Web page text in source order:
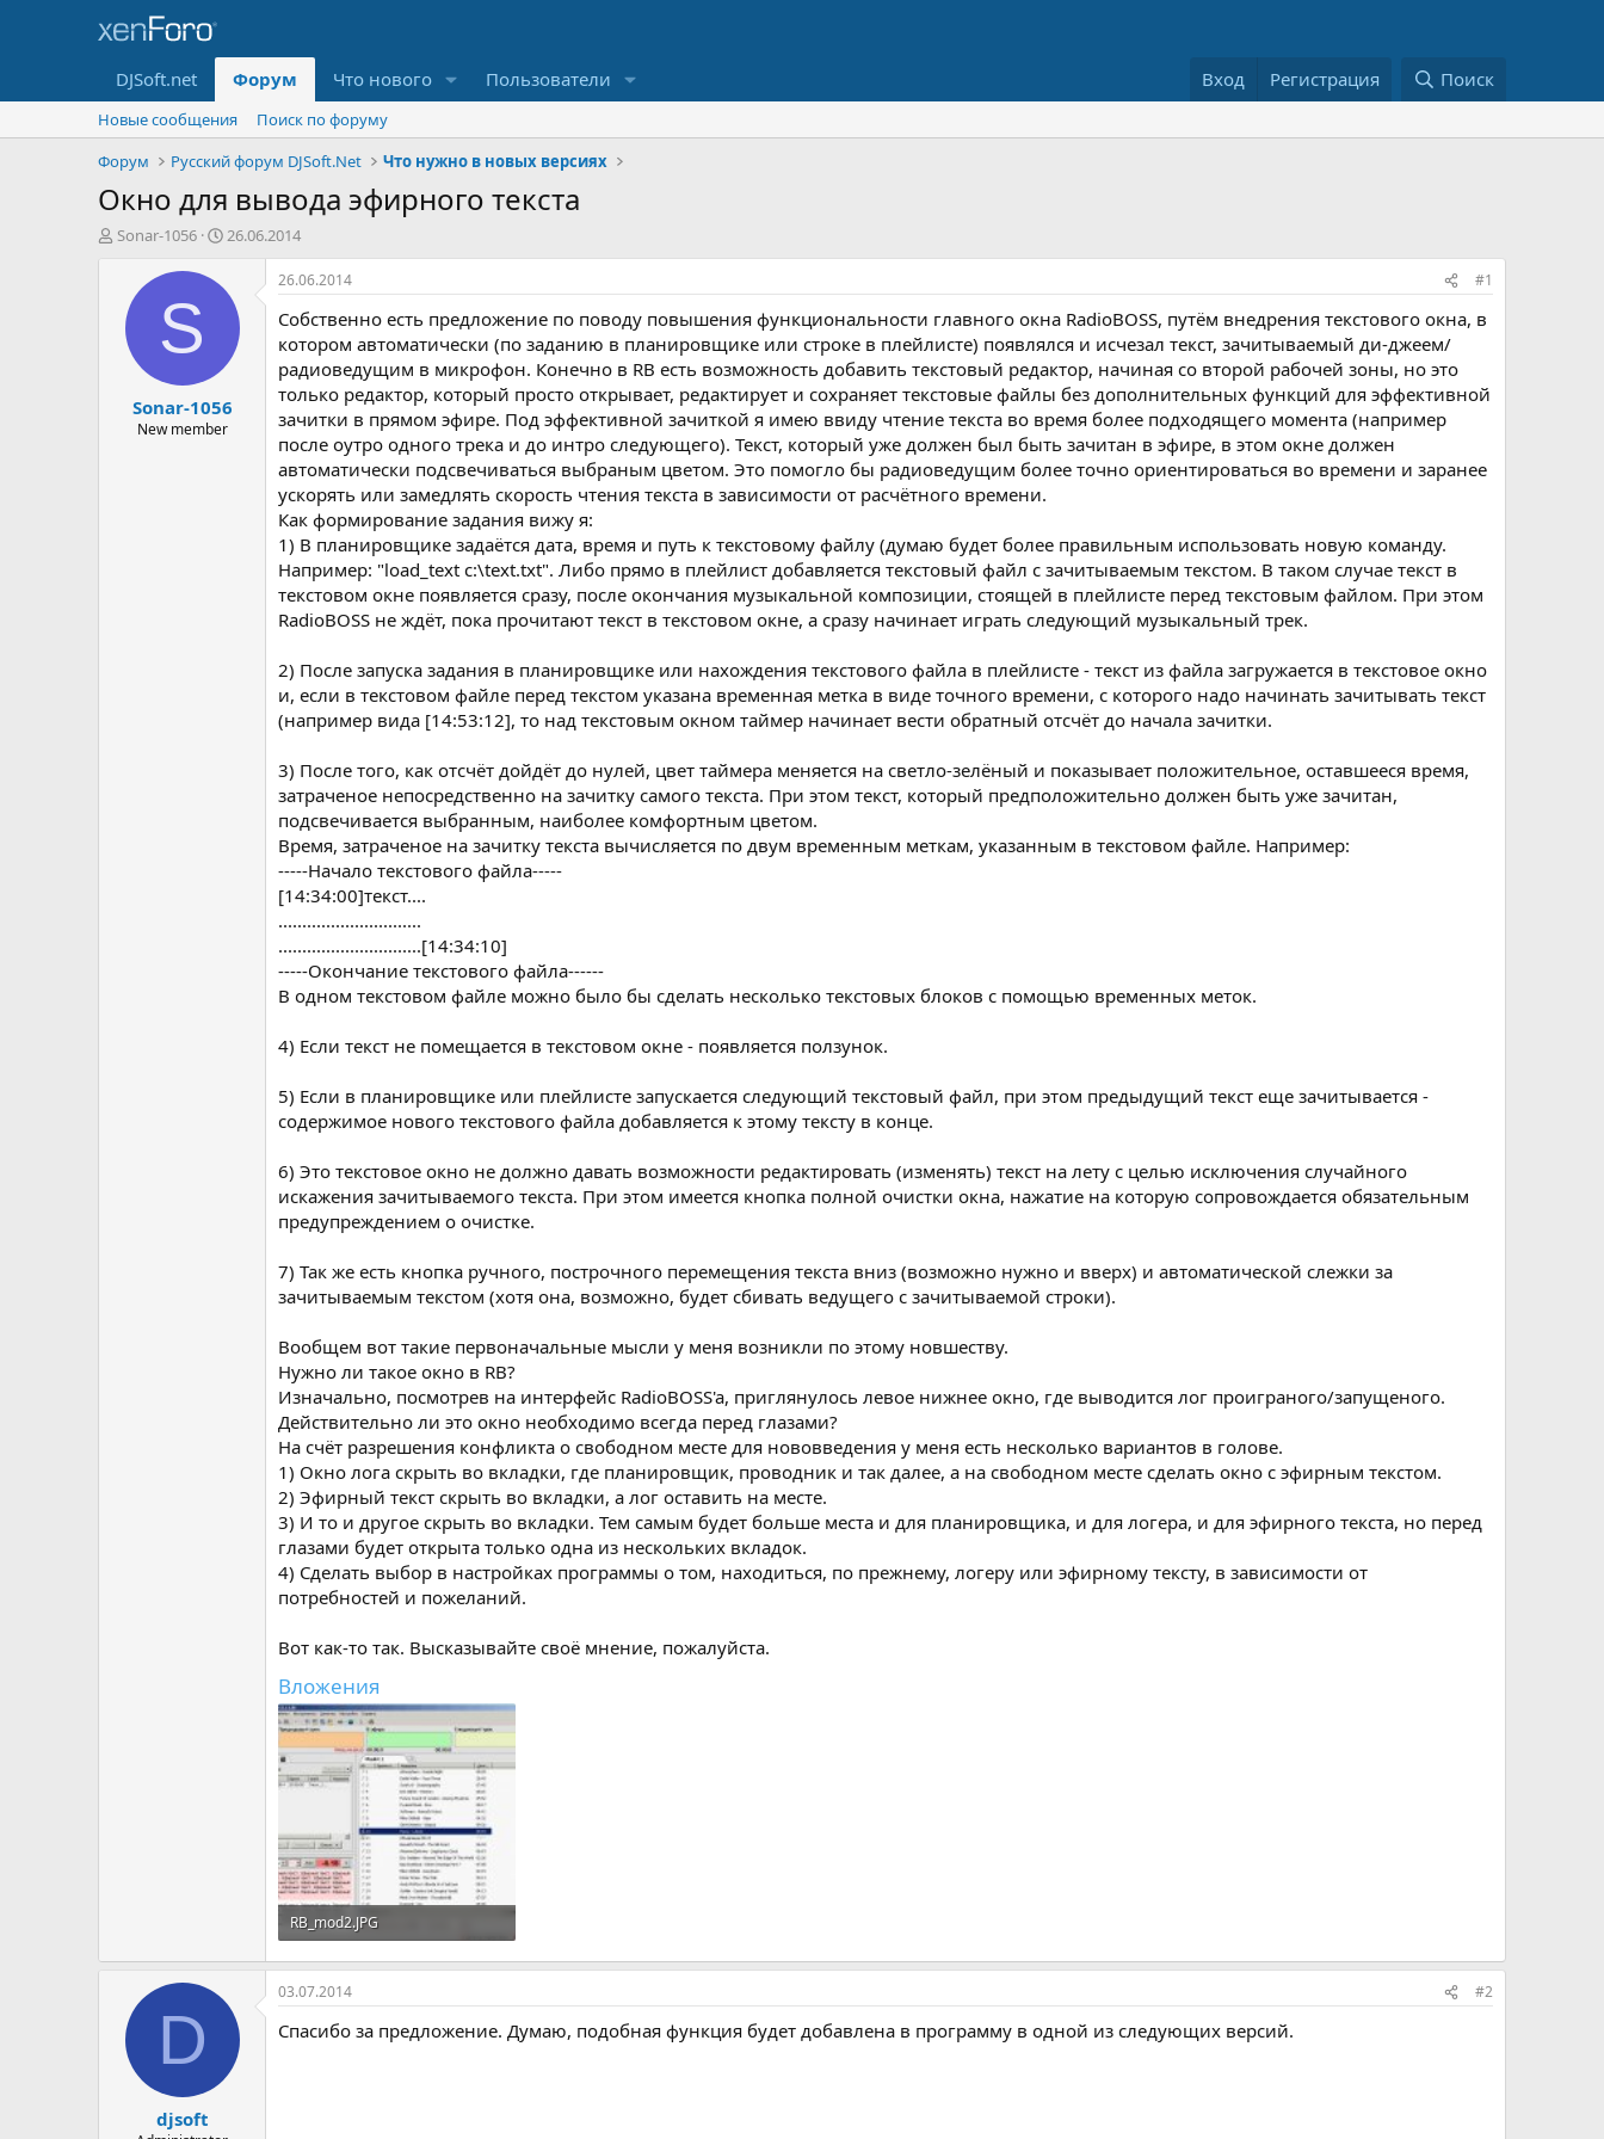
DJSoft.net Форум Что нового Пользователи Вход Регистрация Поиск
Новые сообщения
Поиск по форуму
Форум
Русский форум DJSoft.Net Что нужно в новых версияx
Окно для вывода эфирного текста
А
Sonar-1056
Д
а
ч
л
а
26.06.2014
S
Sonar-1056
New member
26.06.2014 #1
Собственно есть предложение по поводу повышения функциональности главного окна RadioBOSS, путём внедрения текстового окна, в
котором автоматически (по заданию в планировщике или строке в плейлисте) появлялся и исчезал текст, зачитываемый ди-джеем/
радиоведущим в микрофон. Конечно в RB есть возможность добавить текстовый редактор, начиная со второй рабочей зоны, но это
только редактор, который просто открывает, редактирует и сохраняет текстовые файлы без дополнительных функций для эффективной
зачитки в прямом эфире. Под эффективной зачиткой я имею ввиду чтение текста во время более подходящего момента (например
после оутро одного трека и до интро следующего). Текст, который уже должен был быть зачитан в эфире, в этом окне должен
автоматически подсвечиваться выбраным цветом. Это помогло бы радиоведущим более точно ориентироваться во времени и заранее
ускорять или замедлять скорость чтения текста в зависимости от расчётного времени.
Как формирование задания вижу я:
1) В планировщике задаётся дата, время и путь к текстовому файлу (думаю будет более правильным использовать новую команду.
Например: "load_text c:\text.txt". Либо прямо в плейлист добавляется текстовый файл с зачитываемым текстом. В таком случае текст в
текстовом окне появляется сразу, после окончания музыкальной композиции, стоящей в плейлисте перед текстовым файлом. При этом
RadioBOSS не ждёт, пока прочитают текст в текстовом окне, а сразу начинает играть следующий музыкальный трек.
2) После запуска задания в планировщике или нахождения текстового файла в плейлисте - текст из файла загружается в текстовое окно
и, если в текстовом файле перед текстом указана временная метка в виде точного времени, с которого надо начинать зачитывать текст
(например вида [14:53:12], то над текстовым окном таймер начинает вести обратный отсчёт до начала зачитки.
3) После того, как отсчёт дойдёт до нулей, цвет таймера меняется на светло-зелёный и показывает положительное, оставшееся время,
затраченое непосредственно на зачитку самого текста. При этом текст, который предположительно должен быть уже зачитан,
подсвечивается выбранным, наиболее комфортным цветом.
Время, затраченое на зачитку текста вычисляется по двум временным меткам, указанным в текстовом файле. Например:
-----Начало текстового файла-----
[14:34:00]текст....
..............................
..............................[14:34:10]
-----Окончание текстового файла------
В одном текстовом файле можно было бы сделать несколько текстовых блоков с помощью временных меток.
4) Если текст не помещается в текстовом окне - появляется ползунок.
5) Если в планировщике или плейлисте запускается следующий текстовый файл, при этом предыдущий текст еще зачитывается -
содержимое нового текстового файла добавляется к этому тексту в конце.
6) Это текстовое окно не должно давать возможности редактировать (изменять) текст на лету с целью исключения случайного
искажения зачитываемого текста. При этом имеется кнопка полной очистки окна, нажатие на которую сопровождается обязательным
предупреждением о очистке.
7) Так же есть кнопка ручного, построчного перемещения текста вниз (возможно нужно и вверх) и автоматической слежки за
зачитываемым текстом (хотя она, возможно, будет сбивать ведущего с зачитываемой строки).
Вообщем вот такие первоначальные мысли у меня возникли по этому новшеству.
Нужно ли такое окно в RB?
Изначально, посмотрев на интерфейс RadioBOSS'a, приглянулось левое нижнее окно, где выводится лог проиграного/запущеного.
Действительно ли это окно необходимо всегда перед глазами?
На счёт разрешения конфликта о свободном месте для нововведения у меня есть несколько вариантов в голове.
1) Окно лога скрыть во вкладки, где планировщик, проводник и так далее, а на свободном месте сделать окно с эфирным текстом.
2) Эфирный текст скрыть во вкладки, а лог оставить на месте.
3) И то и другое скрыть во вкладки. Тем самым будет больше места и для планировщика, и для логера, и для эфирного текста, но перед
глазами будет открыта только одна из нескольких вкладок.
4) Сделать выбор в настройках программы о том, находиться, по прежнему, логеру или эфирному тексту, в зависимости от
потребностей и пожеланий.
Вот как-то так. Высказывайте своё мнение, пожалуйста.
Вложения
RB_mod2.JPG
123,7 КБ · Просмотры: 911
D
djsoft
03.07.2014 #2
Спасибо за предложение. Думаю, подобная функция будет добавлена в программу в одной из следующих версий.